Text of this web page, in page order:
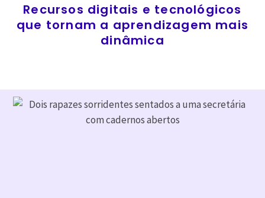
Recursos digitais e tecnológicos
que tornam a aprendizagem mais
dinâmica